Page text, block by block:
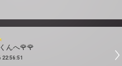
んへ🌹🌹
22:56:51